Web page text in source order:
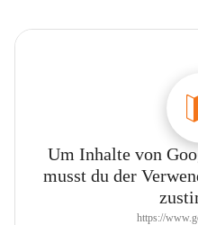
Um Inhalte von
musst du der
https://